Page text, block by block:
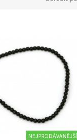
NEJPRODÁVANĚJŠÍ